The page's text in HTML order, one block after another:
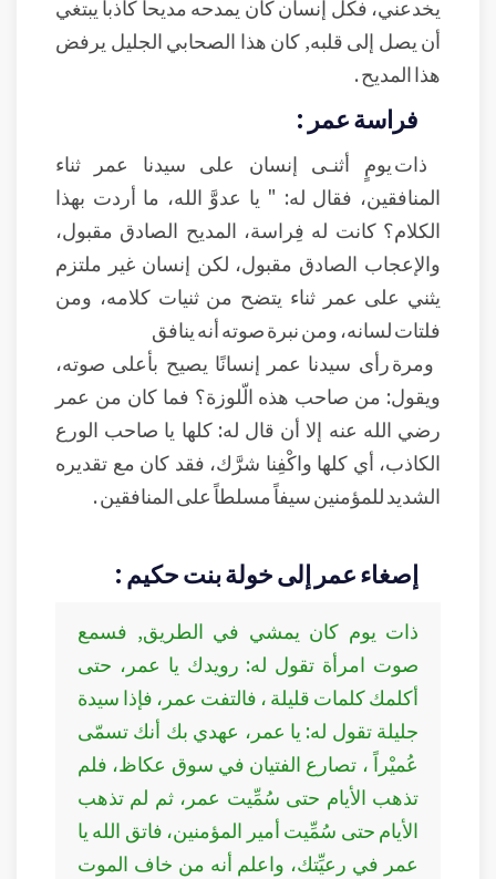
يخدعني، فكل إنسان كان يمدحه مديحاً كاذباً يبتغي
أن يصل إلى قلبه, كان هذا الصحابي الجليل يرفض
هذا المديح .
فراسة عمر :
ذات يومٍ أثنـى إنسان على سيدنا عمر ثناء
المنافقين، فقال له: " يا عدوَّ الله، ما أردت بهذا
الكلام؟ كانت له فِراسة، المديح الصادق مقبول،
والإعجاب الصادق مقبول، لكن إنسان غير ملتزم
يثني على عمر ثناء يتضح من ثنيات كلامه، ومن
فلتات لسانه، ومن نبرة صوته أنه ينافق
ومرة رأى سيدنا عمر إنسانًا يصيح بأعلى صوته،
ويقول: من صاحب هذه الّلوزة؟ فما كان من عمر
رضي الله عنه إلا أن قال له: كلها يا صاحب الورع
الكاذب، أي كلها واكْفِنا شرَّك، فقد كان مع تقديره
الشديد للمؤمنين سيفاً مسلطاً على المنافقين .
إصغاء عمر إلى خولة بنت حكيم :
ذات يوم كان يمشي في الطريق, فسمع
صوت امرأة تقول له: رويدك يا عمر، حتى
أكلمك كلمات قليلة ، فالتفت عمر، فإذا سيدة
جليلة تقول له: يا عمر، عهدي بك أنك تسمّى
عُميْراً ، تصارع الفتيان في سوق عكاظ، فلم
تذهب الأيام حتى سُمِّيت عمر، ثم لم تذهب
الأيام حتى سُمِّيت أمير المؤمنين، فاتق الله يا
عمر في رعيِّتك، واعلم أنه من خاف الموت